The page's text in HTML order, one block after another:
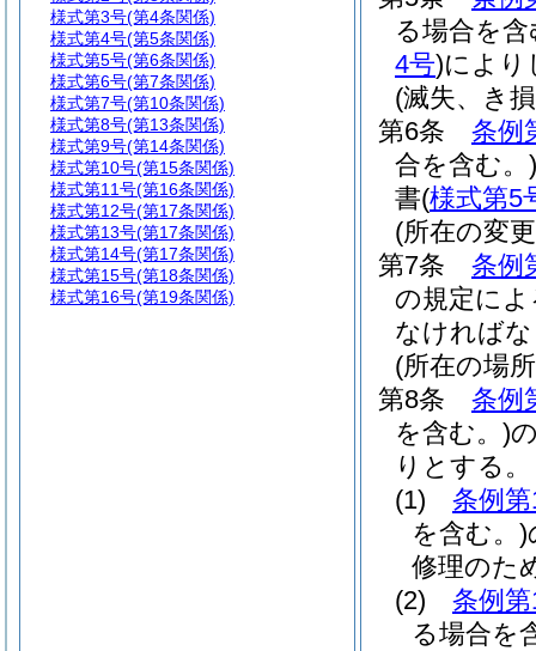
る場合を含
4号)により
(滅失、き
第6条
条例
合を含む。)
書(様式第5
(所在の変
第7条
条例
の規定に
なければ
(所在の場
第8条
条例
を含む。)
りとする。
(1)
条例
を含む。)
修理のた
(2)
条例
る場合を
様式第3号(第4条関係)
様式第4号(第5条関係)
様式第5号(第6条関係)
様式第6号(第7条関係)
様式第7号(第10条関係)
様式第8号(第13条関係)
様式第9号(第14条関係)
様式第10号(第15条関係)
様式第11号(第16条関係)
様式第12号(第17条関係)
様式第13号(第17条関係)
様式第14号(第17条関係)
様式第15号(第18条関係)
様式第16号(第19条関係)